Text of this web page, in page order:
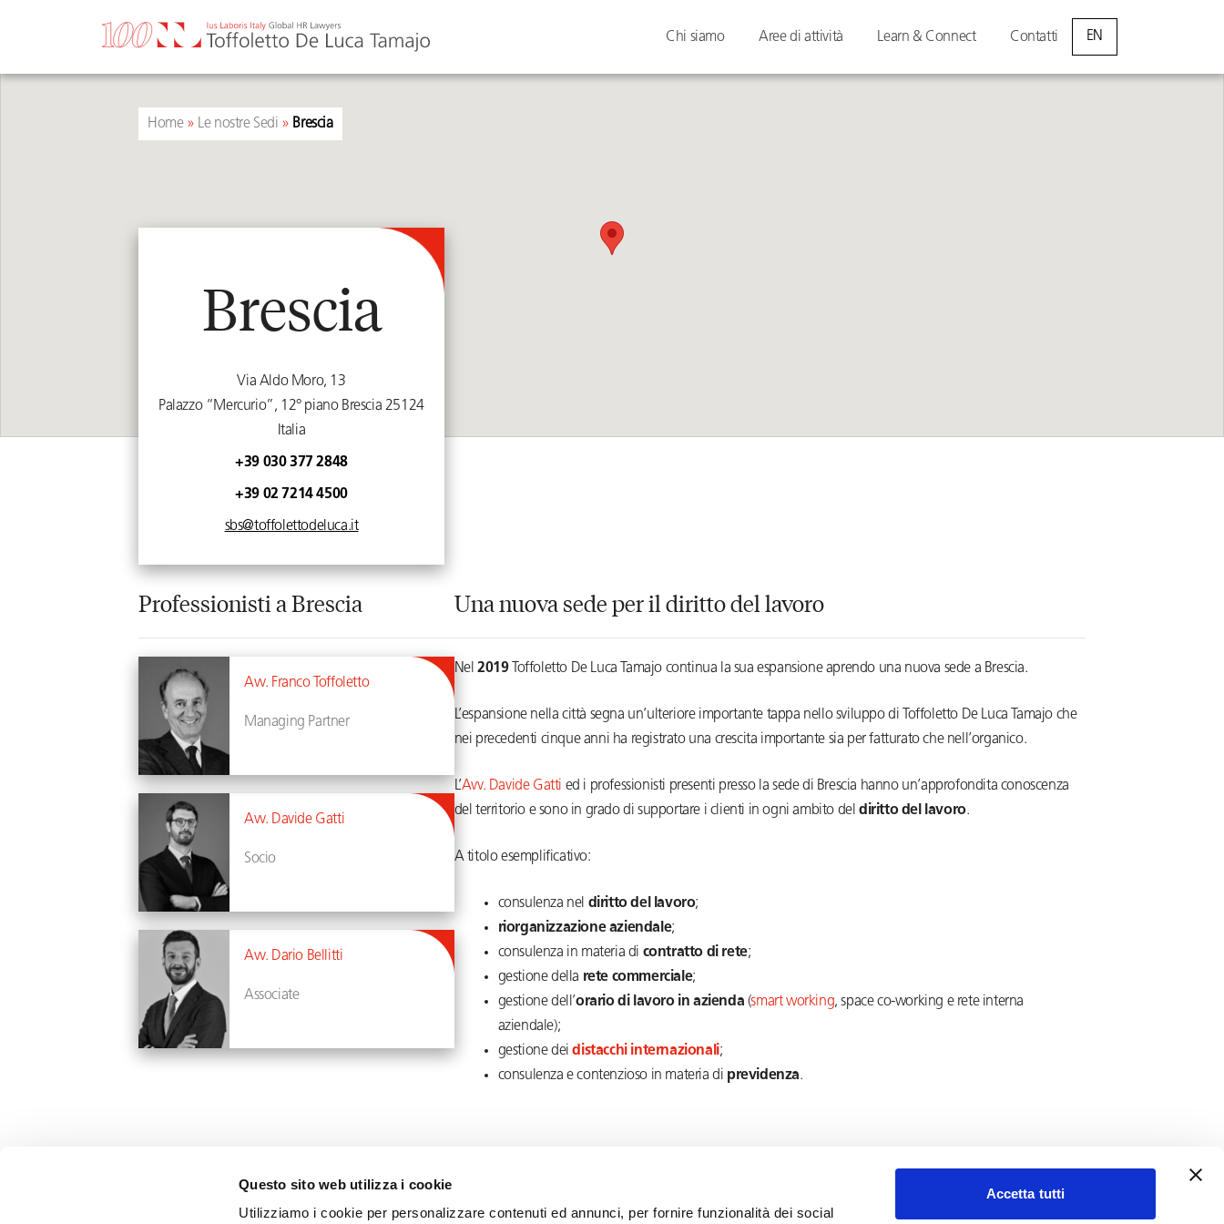
Questo sito web utilizza i cookie
Utilizziamo i cookie per personalizzare contenuti ed annunci, per fornire funzionalità dei social
Accetta tutti
Chi siamo Aree di attività Learn & Connect Contatti EN
Home» Le nostre Sedi » Brescia
Brescia
Via Aldo Moro, 13
Palazzo “Mercurio”, 12° pianoBrescia 25124
Italia
+39 030 377 2848
+39 02 7214 4500
sbs@toffolettodeluca.it
Professionisti a Brescia
Avv. Franco Toffoletto
Managing Partner
Avv. Davide Gatti
Socio
Avv. Dario Bellitti
Associate
Una nuova sede per il diritto del lavoro
Nel2019Toffoletto De Luca Tamajo continua la sua espansione aprendo una nuova sede a Brescia.
L’espansione nella città segna un’ulteriore importante tappa nello sviluppo di Toffoletto De Luca Tamajo che
nei precedenti cinque anni ha registrato una crescita importante sia per fatturato che nell’organico.
L’Avv. Davide Gatti ed i professionisti presenti presso la sede di Brescia hanno un’approfondita conoscenza
del territorio e sono in grado di supportare i clienti in ogni ambito deldiritto del lavoro.
A titolo esemplificativo:
consulenza nel diritto del lavoro;
riorganizzazione aziendale;
consulenza in materia di contratto di rete;
gestione della rete commerciale;
gestione dell’orario di lavoro in azienda (smart working, space co-working e rete interna
aziendale);
gestione deidistacchi internazionali;
consulenza e contenzioso in materia di previdenza.